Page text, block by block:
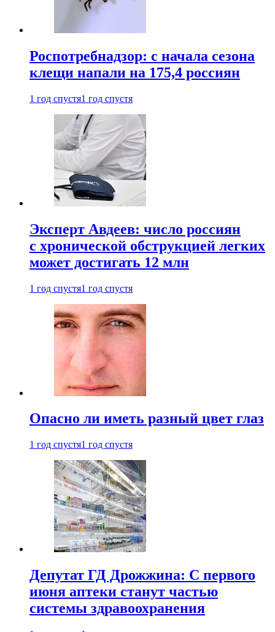
Роспотребнадзор: с начала сезона
клещи напали на 175,4 россиян
1 год спустя1 год спустя
Эксперт Авдеев: число россиян
с хронической обструкцией легких
может достигать 12 млн
1 год спустя1 год спустя
Опасно ли иметь разный цвет глаз
1 год спустя1 год спустя
Депутат ГД Дрожжина: С первого
июня аптеки станут частью
системы здравоохранения